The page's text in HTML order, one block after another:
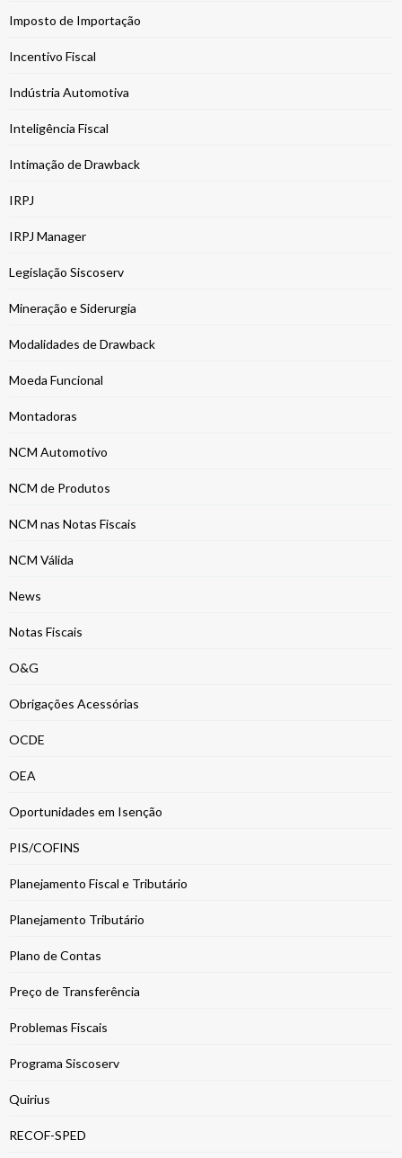
Imposto de Importação
Incentivo Fiscal
Indústria Automotiva
Inteligência Fiscal
Intimação de Drawback
IRPJ
IRPJ Manager
Legislação Siscoserv
Mineração e Siderurgia
Modalidades de Drawback
Moeda Funcional
Montadoras
NCM Automotivo
NCM de Produtos
NCM nas Notas Fiscais
NCM Válida
News
Notas Fiscais
O&G
Obrigações Acessórias
OCDE
OEA
Oportunidades em Isenção
PIS/COFINS
Planejamento Fiscal e Tributário
Planejamento Tributário
Plano de Contas
Preço de Transferência
Problemas Fiscais
Programa Siscoserv
Quirius
RECOF-SPED